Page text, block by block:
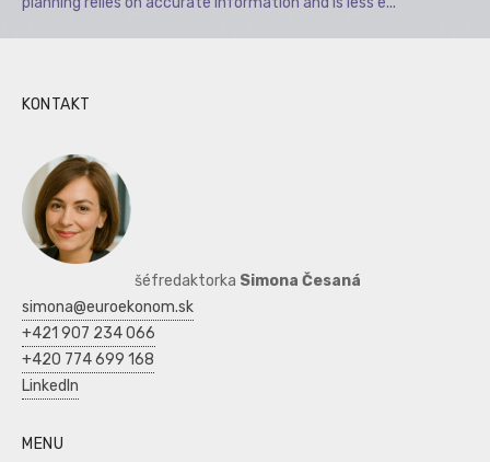
KONTAKT
šéfredaktorka Simona Česaná
simona@euroekonom.sk
+421 907 234 066
+420 774 699 168
LinkedIn
MENU